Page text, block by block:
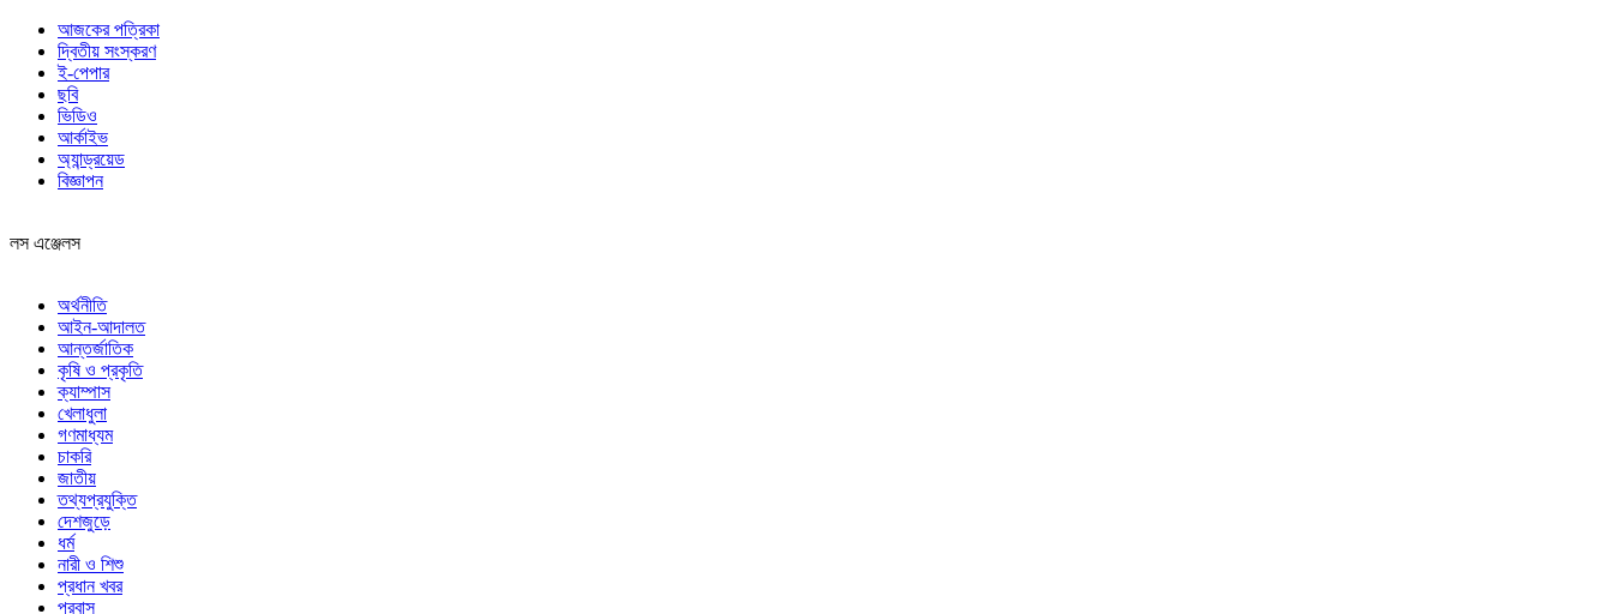
আজকের পত্রিকা
দ্বিতীয় সংস্করণ
ই-পেপার
ছবি
ভিডিও
আর্কাইভ
অ্যান্ড্রয়েড
বিজ্ঞাপন
লস এঞ্জেলস
অর্থনীতি
আইন-আদালত
আন্তর্জাতিক
কৃষি ও প্রকৃতি
ক্যাম্পাস
খেলাধুলা
গণমাধ্যম
চাকরি
জাতীয়
তথ্যপ্রযুক্তি
দেশজুড়ে
ধর্ম
নারী ও শিশু
প্রধান খবর
প্রবাস